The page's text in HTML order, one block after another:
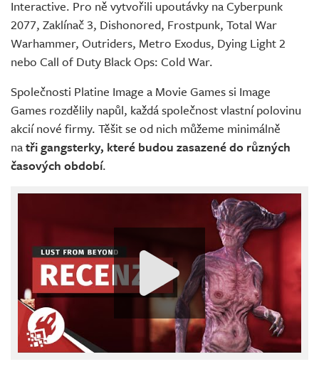
Interactive. Pro ně vytvořili upoutávky na Cyberpunk
2077, Zaklínač 3, Dishonored, Frostpunk, Total War
Warhammer, Outriders, Metro Exodus, Dying Light 2
nebo Call of Duty Black Ops: Cold War.
Společnosti Platine Image a Movie Games si Image
Games rozdělily napůl, každá společnost vlastní polovinu
akcií nové firmy. Těšit se od nich můžeme minimálně
natři gangsterky, které budou zasazené do různých
časových období.